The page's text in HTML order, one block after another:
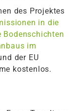
des Projektes
in die
Bodenschichten
im
der EU
kostenlos.